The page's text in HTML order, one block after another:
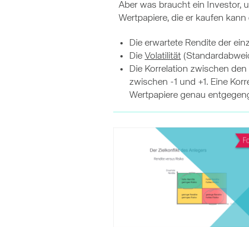
Aber was braucht ein Investor,
Wertpapiere, die er kaufen
Die erwartete Rendite der
Die Volatilität
Die Korrelation zwischen
zwischen -1 und +1. Eine
Wertpapiere genau